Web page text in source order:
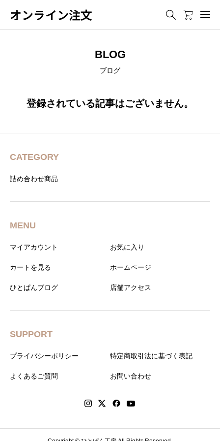
オンライン注文
BLOG
ブログ
登録されている記事はございません。
CATEGORY
詰め合わせ商品
MENU
マイアカウント お気に入り
カートを見る ホームページ
ひとぱんブログ 店舗アクセス
SUPPORT
プライバシーポリシー 特定商取引法に基づく表記
よくあるご質問 お問い合わせ